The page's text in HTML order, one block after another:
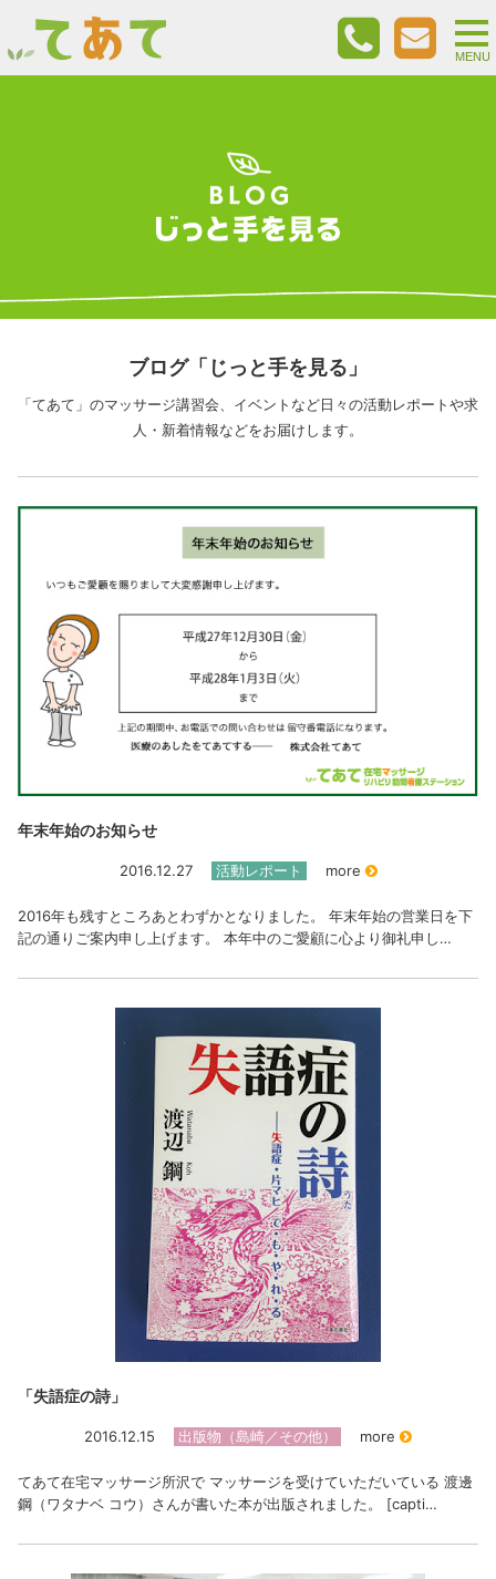
ブログ「じっと手を見る」
「てあて」のマッサージ講習会、イベントなど日々の活動レポートや求
人・新着情報などをお届けします。
年末年始のお知らせ
2016.12.27 活動レポート more
2016年も残すところあとわずかとなりました。 年末年始の営業日を下
記の通りご案内申し上げます。 本年中のご愛顧に心より御礼申し…
「失語症の詩」
2016.12.15 出版物（島崎／その他） more
てあて在宅マッサージ所沢で マッサージを受けていただいている 渡邊
鋼（ワタナベ コウ）さんが書いた本が出版されました。 [capti…
MENU